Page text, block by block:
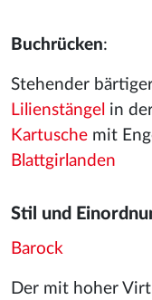
Buchrücken:
Stehender
Lilienstängel in
Kartusche mit
Blattgirlanden
Stil und
Barock
Der mit hoher